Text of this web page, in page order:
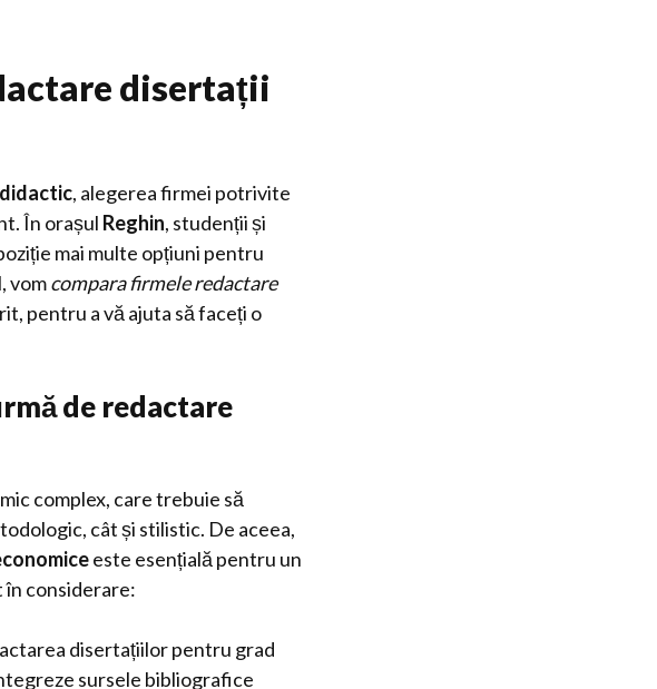
disertații
, alegerea firmei potrivite
În orașul Reghin, studenții și
mai multe opțiuni pentru
vomcompara firmele redactare
pentru a vă ajuta să faceți o
de redactare
complex, care trebuie să
cât și stilistic. De aceea,
este esențială pentru un
considerare:
disertațiilor pentru grad
sursele bibliografice